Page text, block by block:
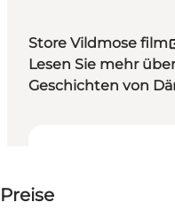
Store Vildmose film
Lesen Sie mehr
Geschichten von
Preise